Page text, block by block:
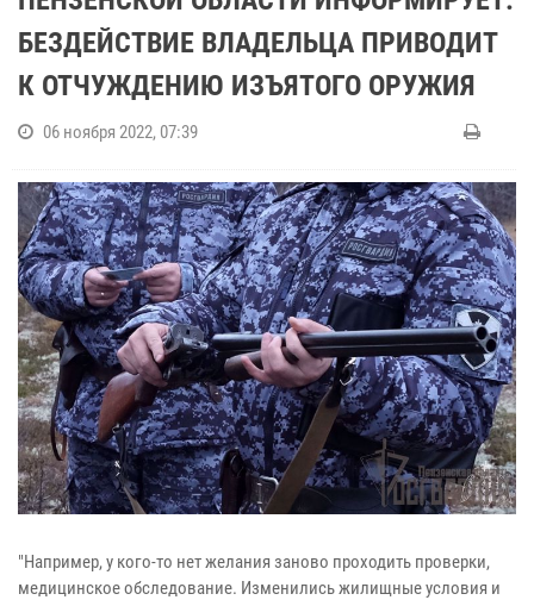
БЕЗДЕЙСТВИЕ ВЛАДЕЛЬЦА ПРИВОДИТ
К ОТЧУЖДЕНИЮ ИЗЪЯТОГО ОРУЖИЯ
06 ноября 2022, 07:39
"Например, у кого-то нет желания заново проходить проверки,
медицинское обследование. Изменились жилищные условия и